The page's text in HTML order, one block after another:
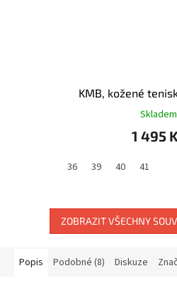
KMB, kožené
Skladem
1 495
36 39 40 41
ZOBRAZIT VŠECHNY
Popis Podobné (8) Diskuze